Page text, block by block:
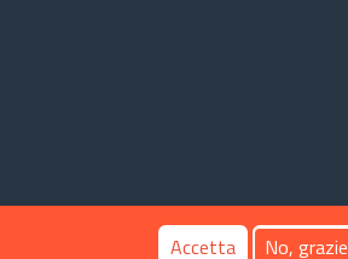
Accetta No, grazie